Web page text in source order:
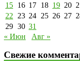
15 16 17 18 19 20
22
23 24 25 26 27
29 30 31
« Июн
Авг »
Свежие